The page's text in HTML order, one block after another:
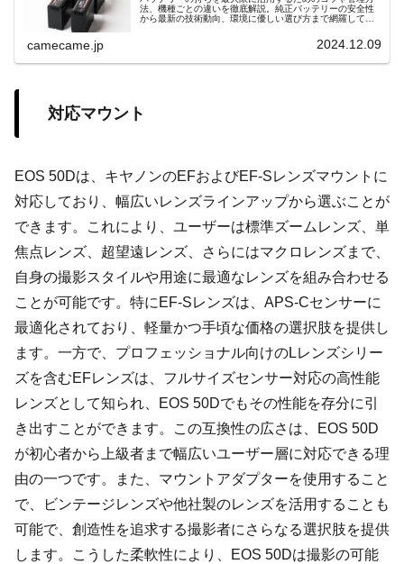
法、機種ごとの違いを徹底解説。純正バッテリーの安全性
から最新の技術動向、環境に優しい選び方まで網羅してい
camecame.jp 2024.12.09
対応マウント
EOS 50Dは、キヤノンのEFおよびEF-Sレンズマウントに
対応しており、幅広いレンズラインアップから選ぶことが
できます。これにより、ユーザーは標準ズームレンズ、単
焦点レンズ、超望遠レンズ、さらにはマクロレンズまで、
自身の撮影スタイルや用途に最適なレンズを組み合わせる
ことが可能です。特にEF-Sレンズは、APS-Cセンサーに
最適化されており、軽量かつ手頃な価格の選択肢を提供し
ます。一方で、プロフェッショナル向けのLレンズシリー
ズを含むEFレンズは、フルサイズセンサー対応の高性能
レンズとして知られ、EOS 50Dでもその性能を存分に引
き出すことができます。この互換性の広さは、EOS 50D
が初心者から上級者まで幅広いユーザー層に対応できる理
由の一つです。また、マウントアダプターを使用すること
で、ビンテージレンズや他社製のレンズを活用することも
可能で、創造性を追求する撮影者にさらなる選択肢を提供
します。こうした柔軟性により、EOS 50Dは撮影の可能